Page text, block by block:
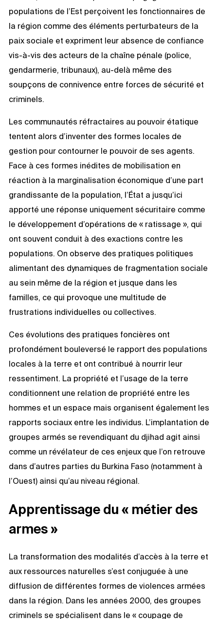
populations de l’Est perçoivent les fonctionnaires de
la région comme des éléments perturbateurs de la
paix sociale et expriment leur absence de confiance
vis-à-vis des acteurs de la chaîne pénale (police,
gendarmerie, tribunaux), au-delà même des
soupçons de connivence entre forces de sécurité et
criminels.
Les communautés réfractaires au pouvoir étatique
tentent alors d’inventer des formes locales de
gestion pour contourner le pouvoir de ses agents.
Face à ces formes inédites de mobilisation en
réaction à la marginalisation économique d’une part
grandissante de la population, l’État a jusqu’ici
apporté une réponse uniquement sécuritaire comme
le développement d’opérations de « ratissage », qui
ont souvent conduit à des exactions contre les
populations. On observe des pratiques politiques
alimentant des dynamiques de fragmentation sociale
au sein même de la région et jusque dans les
familles, ce qui provoque une multitude de
frustrations individuelles ou collectives.
Ces évolutions des pratiques foncières ont
profondément bouleversé le rapport des populations
locales à la terre et ont contribué à nourrir leur
ressentiment. La propriété et l’usage de la terre
conditionnent une relation de propriété entre les
hommes et un espace mais organisent également les
rapports sociaux entre les individus. L’implantation de
groupes armés se revendiquant du djihad agit ainsi
comme un révélateur de ces enjeux que l’on retrouve
dans d’autres parties du Burkina Faso (notamment à
l’Ouest) ainsi qu’au niveau régional.
Apprentissage du « métier des
armes »
La transformation des modalités d’accès à la terre et
aux ressources naturelles s’est conjuguée à une
diffusion de différentes formes de violences armées
dans la région. Dans les années 2000, des groupes
criminels se spécialisent dans le « coupage de